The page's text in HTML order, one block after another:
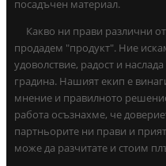
посадъчен материал.
Какво ни прави различни
продадем "продукт". Ние
удоволствие, радост и
градина. Нашият екип е
мнение и правилното
работа осъзнахме, че
партньорите ни прави и
може да разчитате и стоим